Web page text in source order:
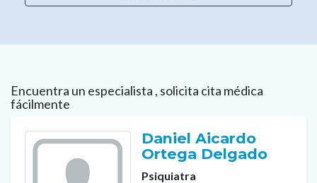
Encuentra un especialista , solicita cita médica
fácilmente
Daniel Aicardo
Ortega Delgado
Psiquiatra